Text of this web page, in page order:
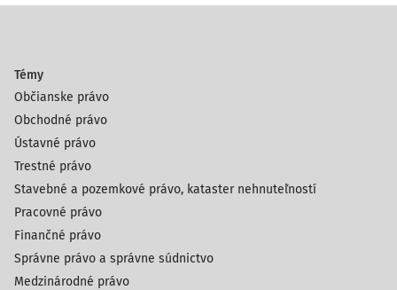
Témy
Občianske právo
Obchodné právo
Ústavné právo
Trestné právo
Stavebné a pozemkové právo, kataster nehnuteľností
Pracovné právo
Finančné právo
Správne právo a správne súdnictvo
Medzinárodné právo